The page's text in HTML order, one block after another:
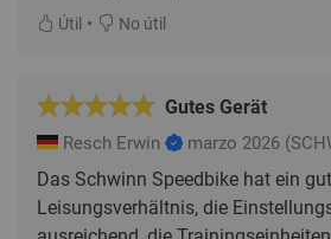
Útil • No útil
Gutes Gerät
Resch Erwin marzo 2026
Das Schwinn Speedbike hat ein
Leisungsverhältnis, die